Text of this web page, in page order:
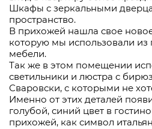
Шкафы с зеркальными
пространство.
В прихожей нашла свое
которую мы использовали
мебели.
Так же в этом помещении
светильники и люстра с
Сваровски, с которыми не
Именно от этих деталей
голубой, синий цвет в
прихожей, как символ